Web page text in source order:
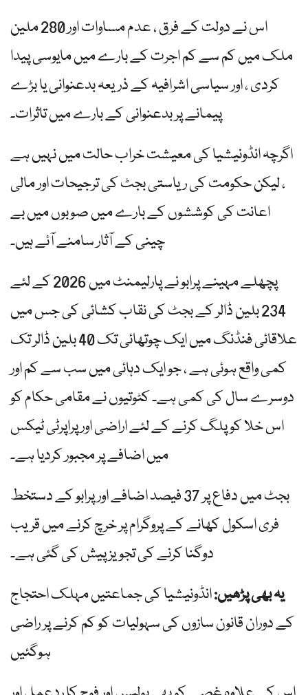
اس نے دولت کے فرق ، عدم مساوات اور 280 ملین
ملک میں کم سے کم اجرت کے بارے میں مایوسی پیدا
کردی ، اور سیاسی اشرافیہ کے ذریعہ بدعنوانی یا بڑے
پیمانے پر بدعنوانی کے بارے میں تاثرات۔
اگرچہ انڈونیشیا کی معیشت خراب حالت میں نہیں ہے
، لیکن حکومت کی ریاستی بجٹ کی ترجیحات اور مالی
اعانت کی کوششوں کے بارے میں صوبوں میں بے
چینی کے آثار سامنے آئے ہیں۔
پچھلے مہینے پرابو نے پارلیمنٹ میں 2026 کے لئے
234 بلین ڈالر کے بجٹ کی نقاب کشائی کی جس میں
علاقائی فنڈنگ ​​میں ایک چوتھائی تک 40 بلین ڈالر تک
کمی واقع ہوئی ہے ، جو ایک دہائی میں سب سے کم اور
دوسرے سال کی کمی ہے۔ کٹوتیوں نے مقامی حکام کو
اس خلا کو پلگ کرنے کے لئے اراضی اور پراپرٹی ٹیکس
میں اضافے پر مجبور کردیا ہے۔
بجٹ میں دفاع پر 37 فیصد اضافے اور پرابو کے دستخط
فری اسکول کھانے کے پروگرام پر خرچ کرنے میں قریب
دوگنا کرنے کی تجویز پیش کی گئی ہے۔
یہ بھی پڑھیں:انڈونیشیا کی جماعتیں مہلک احتجاج
کے دوران قانون سازوں کی سہولیات کو کم کرنے پر راضی
ہوگئیں